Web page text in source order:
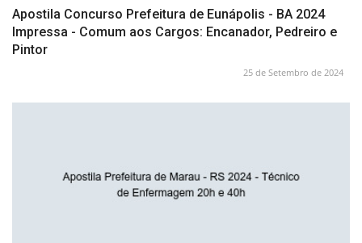
Apostila Concurso Prefeitura de Eunápolis - BA 2024
Impressa - Comum aos Cargos: Encanador, Pedreiro e
Pintor
25 de Setembro de 2024